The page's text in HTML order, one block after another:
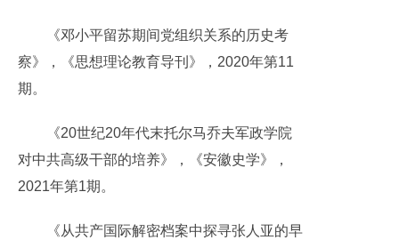
《邓小平留苏期间党组织关系的历史考
察》，《思想理论教育导刊》，2020年第11
期。
《20世纪20年代末托尔马乔夫军政学院
对中共高级干部的培养》，《安徽史学》，
2021年第1期。
《从共产国际解密档案中探寻张人亚的早